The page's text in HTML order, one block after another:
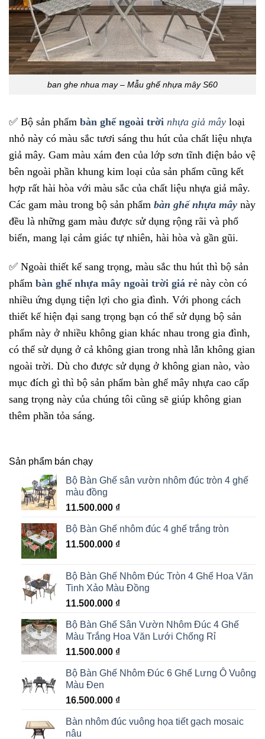
ban ghe nhua may – Mẫu ghế nhựa mây S60
✅ Bộ sản phẩm bàn ghế ngoài trời nhựa giả mây loại
nhỏ này có màu sắc tươi sáng thu hút của chất liệu nhựa
giả mây. Gam màu xám đen của lớp sơn tĩnh điện bảo vệ
bên ngoài phần khung kim loại của sản phẩm cũng kết
hợp rất hài hòa với màu sắc của chất liệu nhựa giả mây.
Các gam màu trong bộ sản phẩm bàn ghế nhựa mây này
đều là những gam màu được sử dụng rộng rãi và phổ
biến, mang lại cảm giác tự nhiên, hài hòa và gần gũi.
✅ Ngoài thiết kế sang trọng, màu sắc thu hút thì bộ sản
phẩm bàn ghế nhựa mây ngoài trời giá rẻ này còn có
nhiều ứng dụng tiện lợi cho gia đình. Với phong cách
thiết kế hiện đại sang trọng bạn có thể sử dụng bộ sản
phẩm này ở nhiều không gian khác nhau trong gia đình,
có thể sử dụng ở cả không gian trong nhà lẫn không gian
ngoài trời. Dù cho được sử dụng ở không gian nào, vào
mục đích gì thì bộ sản phẩm bàn ghế mây nhựa cao cấp
sang trọng này của chúng tôi cũng sẽ giúp không gian
thêm phần tỏa sáng.
Sản phẩm bán chạy
Bộ Bàn Ghế sân vườn nhôm đúc tròn 4 ghế
màu đồng
11.500.000 ₫
Bộ Bàn Ghế nhôm đúc 4 ghế trắng tròn
11.500.000 ₫
Bộ Bàn Ghế Nhôm Đúc Tròn 4 Ghế Hoa Văn
Tinh Xảo Màu Đồng
11.500.000 ₫
Bộ Bàn Ghế Sân Vườn Nhôm Đúc 4 Ghế
Màu Trắng Hoa Văn Lưới Chống Rỉ
11.500.000 ₫
Bộ Bàn Ghế Nhôm Đúc 6 Ghế Lưng Ô Vuông
Màu Đen
16.500.000 ₫
Bàn nhôm đúc vuông họa tiết gạch mosaic
nâu